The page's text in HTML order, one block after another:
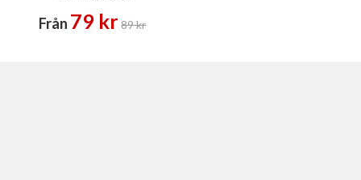
Från 79 kr 89 kr